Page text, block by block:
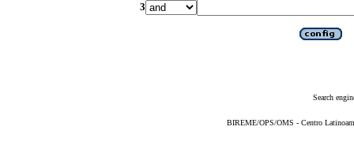
3
Search
BIREME/OPS/OMS - Centro